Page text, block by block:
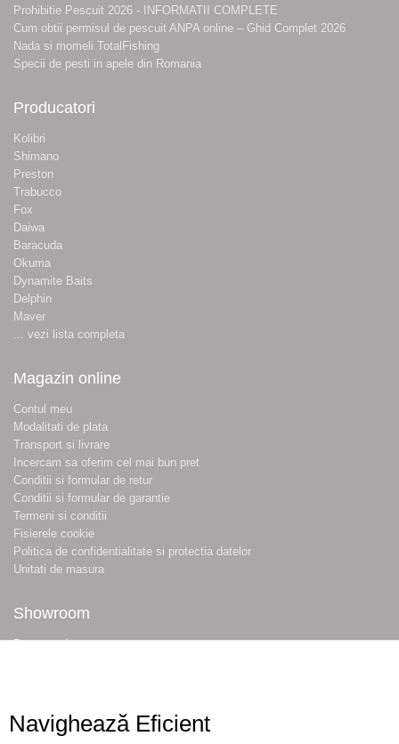
Prohibitie Pescuit 2026 - INFORMATII COMPLETE
Cum obtii permisul de pescuit ANPA online – Ghid Complet 2026
Nada si momeli TotalFishing
Specii de pesti in apele din Romania
Producatori
Kolibri
Shimano
Preston
Trabucco
Fox
Daiwa
Baracuda
Okuma
Dynamite Baits
Delphin
Maver
... vezi lista completa
Magazin online
Contul meu
Modalitati de plata
Transport si livrare
Incercam sa oferim cel mai bun pret
Conditii si formular de retur
Conditii si formular de garantie
Termeni si conditii
Fisierele cookie
Politica de confidentialitate si protectia datelor
Unitati de masura
Showroom
Despre noi
Navighează Eficient